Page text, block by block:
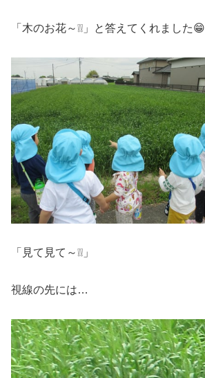
「木のお花～❕❕」と答えてくれました😁
「見て見て～❕❕」
視線の先には…